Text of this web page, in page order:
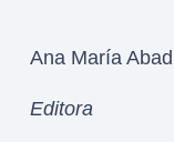
Ana María
Editora